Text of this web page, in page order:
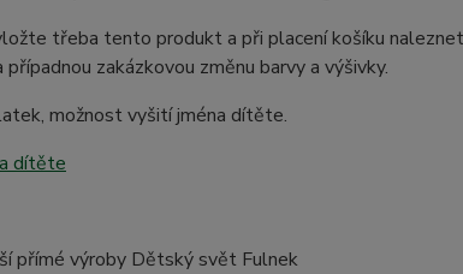
třeba tento produkt a při placení košíku
případnou zakázkovou změnu barvy a výšivky.
možnost vyšití jména dítěte.
dítěte
přímé výroby Dětský svět Fulnek